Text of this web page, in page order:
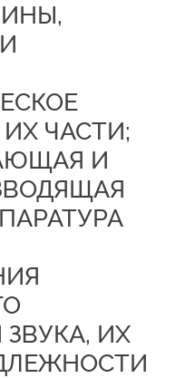
ЧАСТИ;
И
ИХ